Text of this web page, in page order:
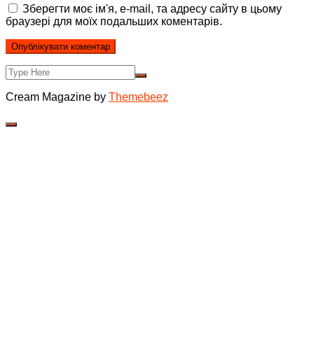
Зберегти моє ім'я, e-mail, та адресу сайту в цьому
браузері для моїх подальших коментарів.
Cream Magazine by Themebeez